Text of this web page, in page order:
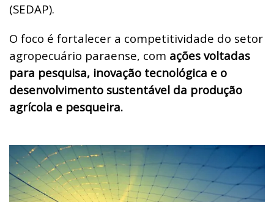
(SEDAP).
O foco é fortalecer a competitividade do setor
agropecuário paraense, com ações voltadas
para pesquisa, inovação tecnológica e o
desenvolvimento sustentável da produção
agrícola e pesqueira.